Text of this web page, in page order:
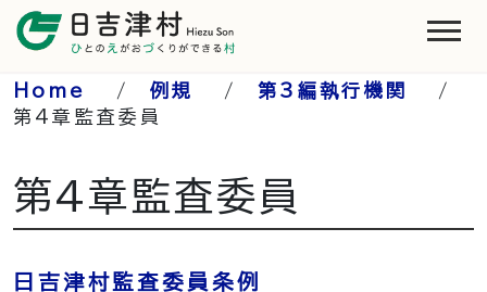
Home / 例規 / 第3編執行機関
/
第4章監査委員
第4章監査委員
日吉津村監査委員条例